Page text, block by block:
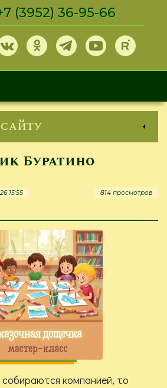
(3952) 36-95-66
Буратино
15:55 814 просмотров
компанией, то